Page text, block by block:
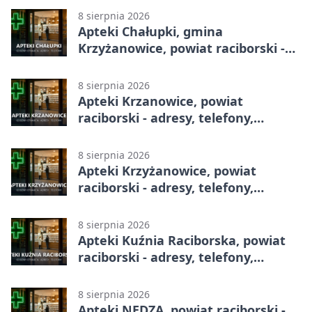
8 sierpnia 2026
Apteki Chałupki, gmina
Krzyżanowice, powiat raciborski -
8 sierpnia 2026
Apteki Krzanowice, powiat
raciborski - adresy, telefony,
8 sierpnia 2026
Apteki Krzyżanowice, powiat
raciborski - adresy, telefony,
8 sierpnia 2026
Apteki Kuźnia Raciborska, powiat
raciborski - adresy, telefony,
8 sierpnia 2026